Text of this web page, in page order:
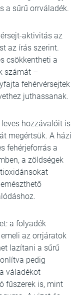
a sűrű orrváladék.
aktivitás az
az írás szerint.
csökkentheti a
számát –
fehérvérsejtek
juthassanak.
hozzávalóit is
megértsük. A házi
fehérjeforrás a
a zöldségek
a folyadék
az orrjáratok
lazítani a sűrű
pedig
váladékot
fűszerek is, mint